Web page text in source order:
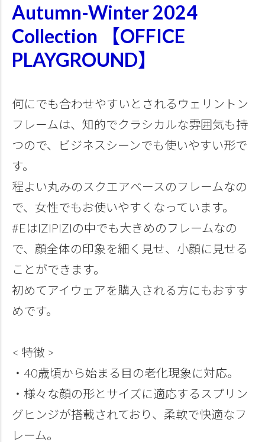
Autumn-Winter 2024
Collection 【OFFICE
PLAYGROUND】
何にでも合わせやすいとされるウェリントン
フレームは、知的でクラシカルな雰囲気も持
つので、ビジネスシーンでも使いやすい形で
す。
程よい丸みのスクエアベースのフレームなの
で、女性でもお使いやすくなっています。
#EはIZIPIZIの中でも大きめのフレームなの
で、顔全体の印象を細く見せ、小顔に見せる
ことができます。
初めてアイウェアを購入される方にもおすす
めです。
< 特徴 >
・40歳頃から始まる目の老化現象に対応。
・様々な顔の形とサイズに適応するスプリン
グヒンジが搭載されており、柔軟で快適なフ
レーム。